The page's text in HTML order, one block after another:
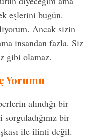
eşlerini bugün.
Ancak sizin
insandan fazla. Siz
gibi olamaz.
Yorumu
alındığı bir
bir
ile ilinti değil.